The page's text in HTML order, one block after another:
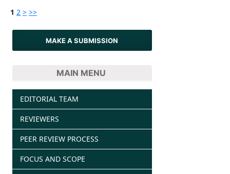
1 2 > >>
MAKE A SUBMISSION
MAIN MENU
EDITORIAL TEAM
REVIEWERS
PEER REVIEW PROCESS
FOCUS AND SCOPE